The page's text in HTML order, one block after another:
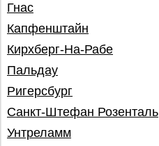
Гнас
Капфенштайн
Кирхберг-На-Рабе
Пальдау
Ригерсбург
Санкт-Штефан Розенталь
Унтреламм